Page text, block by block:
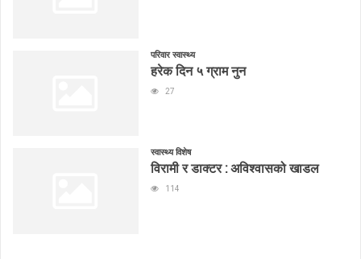
परिवार स्वास्थ्य
हरेक दिन ५ ग्राम नुन
27
स्वास्थ्य विशेष
विरामी र डाक्टर : अविश्वासको खाडल
114